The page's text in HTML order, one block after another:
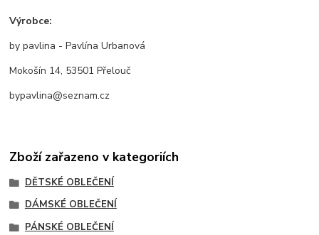
Výrobce:
by pavlina - Pavlína Urbanová
Mokošín 14, 53501 Přelouč
bypavlina@seznam.cz
Zboží zařazeno v kategoriích
DĚTSKÉ OBLEČENÍ
DÁMSKÉ OBLEČENÍ
PÁNSKÉ OBLEČENÍ